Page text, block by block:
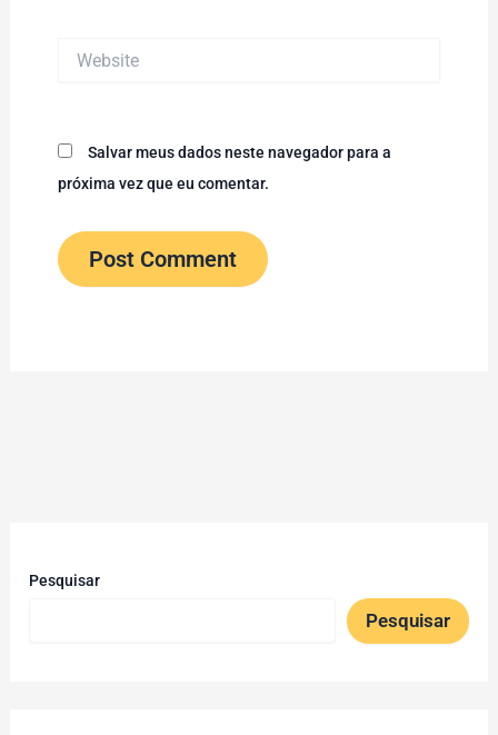
Salvar meus dados neste navegador para a
próxima vez que eu comentar.
Pesquisar
Pesquisar